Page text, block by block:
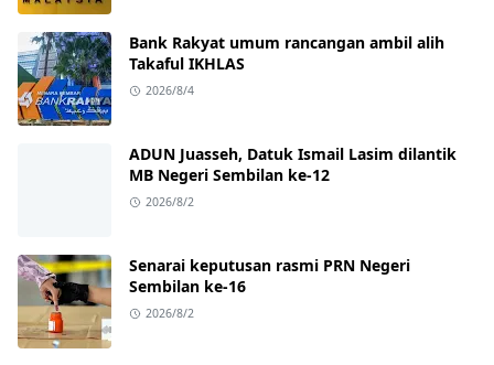
Bank Rakyat umum rancangan ambil alih
Takaful IKHLAS
2026/8/4
ADUN Juasseh, Datuk Ismail Lasim dilantik
MB Negeri Sembilan ke-12
2026/8/2
Senarai keputusan rasmi PRN Negeri
Sembilan ke-16
2026/8/2